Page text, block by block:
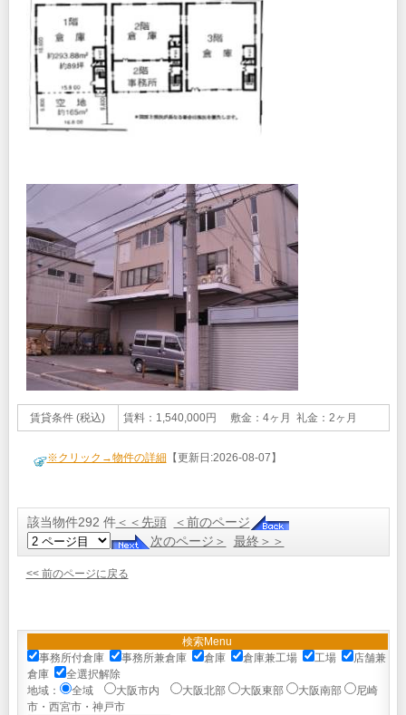
賃貸条件 (税込) 賃料：1,540,000円 敷金：4ヶ月 礼金：2ヶ月
※クリック→物件の詳細 【更新日:2026-08-07】
該当物件292 件＜＜先頭
＜前のページ
次のページ＞
最終＞＞
<< 前のページに戻る
検索Menu
事務所付倉庫
事務所兼倉庫 倉庫 倉庫兼工場 工場
店舗兼
倉庫
全選択解除
地域：
全域 大阪市内 大阪北部 大阪東部 大阪南部
尼崎
市・西宮市・神戸市